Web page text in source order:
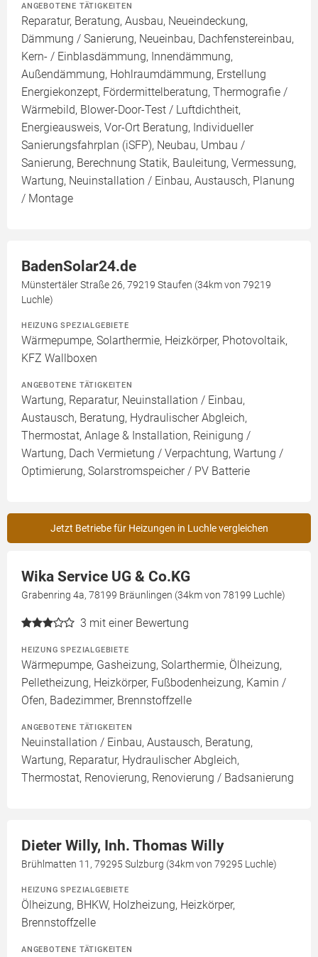
ANGEBOTENE TÄTIGKEITEN
Reparatur, Beratung, Ausbau, Neueindeckung,
Dämmung / Sanierung, Neueinbau, Dachfenstereinbau,
Kern- / Einblasdämmung, Innendämmung,
Außendämmung, Hohlraumdämmung, Erstellung
Energiekonzept, Fördermittelberatung, Thermografie /
Wärmebild, Blower-Door-Test / Luftdichtheit,
Energieausweis, Vor-Ort Beratung, Individueller
Sanierungsfahrplan (iSFP), Neubau, Umbau /
Sanierung, Berechnung Statik, Bauleitung, Vermessung,
Wartung, Neuinstallation / Einbau, Austausch, Planung
/ Montage
BadenSolar24.de
Münstertäler Straße 26, 79219 Staufen (34km von 79219
Luchle)
HEIZUNG SPEZIALGEBIETE
Wärmepumpe, Solarthermie, Heizkörper, Photovoltaik,
KFZ Wallboxen
ANGEBOTENE TÄTIGKEITEN
Wartung, Reparatur, Neuinstallation / Einbau,
Austausch, Beratung, Hydraulischer Abgleich,
Thermostat, Anlage & Installation, Reinigung /
Wartung, Dach Vermietung / Verpachtung, Wartung /
Optimierung, Solarstromspeicher / PV Batterie
Jetzt Betriebe für Heizungen in Luchle vergleichen
Wika Service UG & Co.KG
Grabenring 4a, 78199 Bräunlingen (34km von 78199 Luchle)
3 mit einer Bewertung
HEIZUNG SPEZIALGEBIETE
Wärmepumpe, Gasheizung, Solarthermie, Ölheizung,
Pelletheizung, Heizkörper, Fußbodenheizung, Kamin /
Ofen, Badezimmer, Brennstoffzelle
ANGEBOTENE TÄTIGKEITEN
Neuinstallation / Einbau, Austausch, Beratung,
Wartung, Reparatur, Hydraulischer Abgleich,
Thermostat, Renovierung, Renovierung / Badsanierung
Dieter Willy, Inh. Thomas Willy
Brühlmatten 11, 79295 Sulzburg (34km von 79295 Luchle)
HEIZUNG SPEZIALGEBIETE
Ölheizung, BHKW, Holzheizung, Heizkörper,
Brennstoffzelle
ANGEBOTENE TÄTIGKEITEN